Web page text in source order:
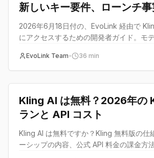
新しいキー要件、ローンチ
2026年6月18日付の、EvoLink 経由で
にアクセスするための開発者ガイド。モ
件を含みます。
EvoLink Team• 36 min
guide
Kling AI は無料？2026年の
ランと API コスト
Kling AI は無料ですか？Kling 無料版の仕
ーシップの内容、公式 API 料金の課金方